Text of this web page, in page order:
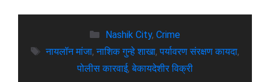
ce
o
at
s
A
ar
e
Nashik City, Crime
नायलॉन मांजा,नाशिक गुन्हे शाखा,पर्यावरण संरक्षण कायदा,
पोलीस कारवाई,बेकायदेशीर विक्री